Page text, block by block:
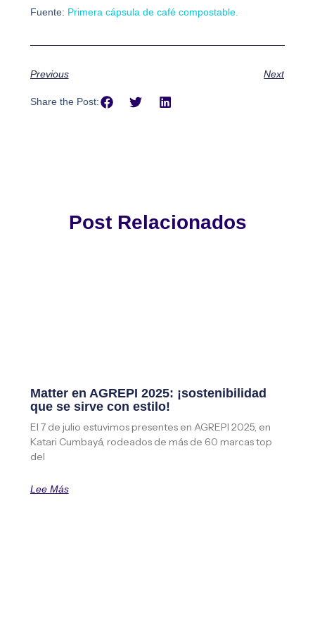
Fuente: Primera cápsula de café compostable.
Previous Next
Share the Post:
Post Relacionados
Matter en AGREPI 2025: ¡sostenibilidad
que se sirve con estilo!
El 7 de julio estuvimos presentes en AGREPI 2025, en
Katari Cumbayá, rodeados de más de 60 marcas top
del
Lee Más